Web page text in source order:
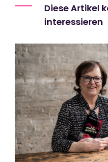
Diese Artikel
interessieren